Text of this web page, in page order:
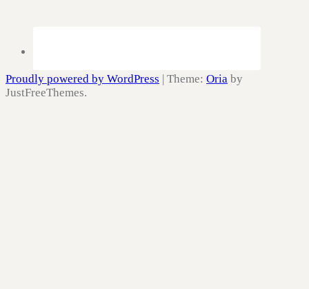
Proudly powered by WordPress | Theme: Oria by
JustFreeThemes.